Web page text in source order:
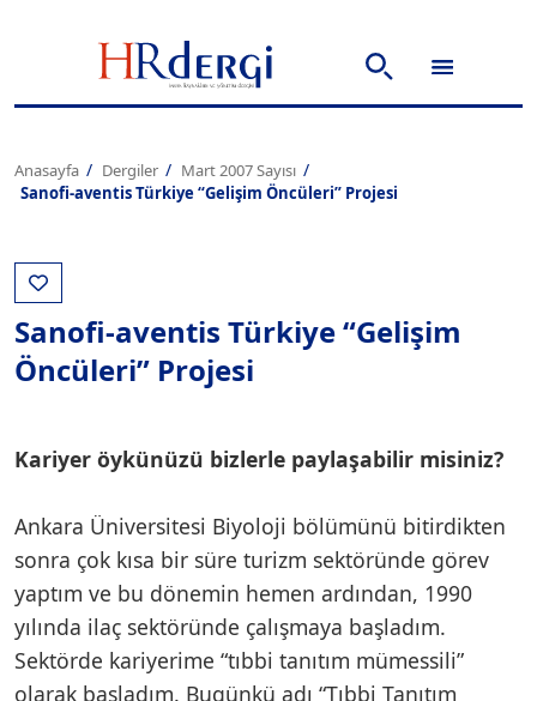
Anasayfa Dergiler
Mart 2007 Sayısı
Sanofi-aventis Türkiye “Gelişim Öncüleri” Projesi
Sanofi-aventis Türkiye “Gelişim
Öncüleri” Projesi
Kariyer öykünüzü bizlerle paylaşabilir misiniz?
Ankara Üniversitesi Biyoloji bölümünü bitirdikten
sonra çok kısa bir süre turizm sektöründe görev
yaptım ve bu dönemin hemen ardından, 1990
yılında ilaç sektöründe çalışmaya başladım.
Sektörde kariyerime “tıbbi tanıtım mümessili”
olarak başladım. Bugünkü adı “Tıbbi Tanıtım